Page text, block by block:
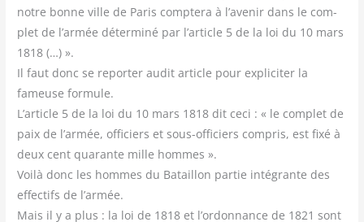
notre bonne ville de Paris comp­te­ra à l’avenir dans le com­
plet de l’armée déter­mi­né par l’article 5 de la loi du 10 mars
1818 (…) ».
Il faut donc se repor­ter audit article pour expli­ci­ter la
fameuse for­mule.
L’article 5 de la loi du 10 mars 1818 dit ceci : « le com­plet de
paix de l’armée, offi­ciers et sous-offi­ciers com­pris, est fixé à
deux cent qua­rante mille hommes ».
Voi­là donc les hommes du Bataillon par­tie inté­grante des
effec­tifs de l’armée.
Mais il y a plus : la loi de 1818 et l’ordonnance de 1821 sont